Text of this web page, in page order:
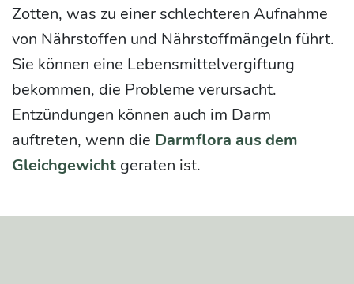
Zotten, was zu einer schlechteren Aufnahme
von Nährstoffen und Nährstoffmängeln führt.
Sie können eine Lebensmittelvergiftung
bekommen, die Probleme verursacht.
Entzündungen können auch im Darm
auftreten, wenn die Darmflora aus dem
Gleichgewicht geraten ist.